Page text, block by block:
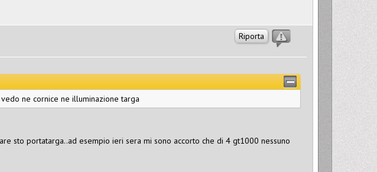
Riporta
ne cornice ne illuminazione targa
sto portatarga..ad esempio ieri sera mi sono accorto che di 4 gt1000 nessuno